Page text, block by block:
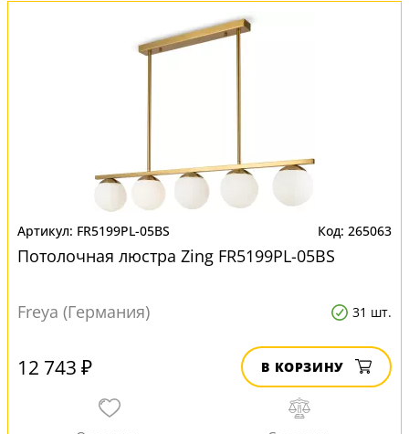
FR5199PL-05BS 265063
Потолочная люстра Zing FR5199PL-05BS
Freya (Германия) 31 шт.
12 743 ₽ В КОРЗИНУ